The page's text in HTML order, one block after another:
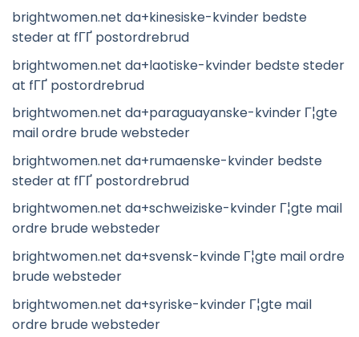
brightwomen.net da+kinesiske-kvinder bedste
steder at fГҐ postordrebrud
brightwomen.net da+laotiske-kvinder bedste steder
at fГҐ postordrebrud
brightwomen.net da+paraguayanske-kvinder Г¦gte
mail ordre brude websteder
brightwomen.net da+rumaenske-kvinder bedste
steder at fГҐ postordrebrud
brightwomen.net da+schweiziske-kvinder Г¦gte mail
ordre brude websteder
brightwomen.net da+svensk-kvinde Г¦gte mail ordre
brude websteder
brightwomen.net da+syriske-kvinder Г¦gte mail
ordre brude websteder